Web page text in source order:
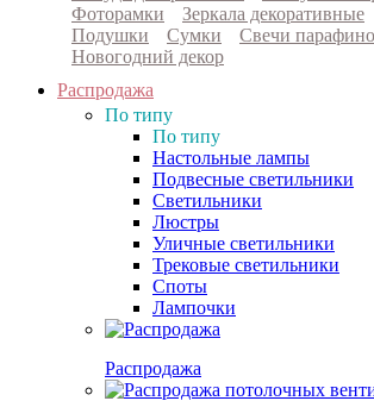
Фоторамки
Зеркала декоративные
Подушки
Сумки
Свечи
Новогодний декор
Распродажа
По типу
По типу
Настольные лампы
Подвесные светильники
Светильники
Люстры
Уличные светильники
Трековые светильники
Споты
Лампочки
Распродажа